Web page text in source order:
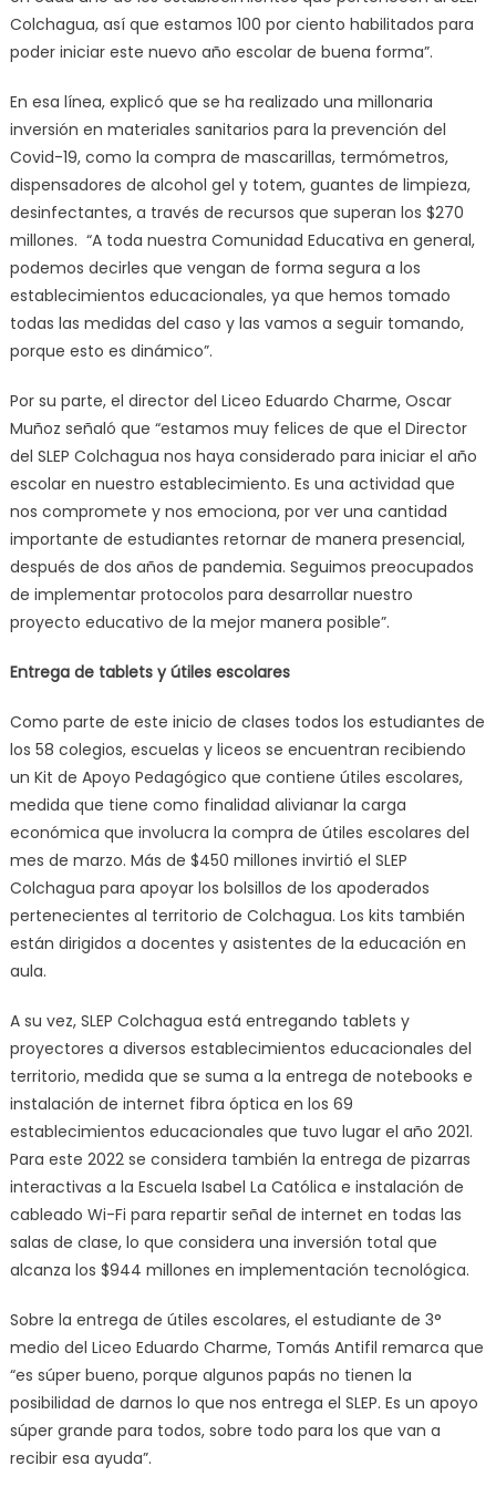
Colchagua, así que estamos 100 por ciento habilitados para
poder iniciar este nuevo año escolar de buena forma”.
En esa línea, explicó que se ha realizado una millonaria
inversión en materiales sanitarios para la prevención del
Covid-19, como la compra de mascarillas, termómetros,
dispensadores de alcohol gel y totem, guantes de limpieza,
desinfectantes, a través de recursos que superan los $270
millones. “A toda nuestra Comunidad Educativa en general,
podemos decirles que vengan de forma segura a los
establecimientos educacionales, ya que hemos tomado
todas las medidas del caso y las vamos a seguir tomando,
porque esto es dinámico”.
Por su parte, el director del Liceo Eduardo Charme, Oscar
Muñoz señaló que “estamos muy felices de que el Director
del SLEP Colchagua nos haya considerado para iniciar el año
escolar en nuestro establecimiento. Es una actividad que
nos compromete y nos emociona, por ver una cantidad
importante de estudiantes retornar de manera presencial,
después de dos años de pandemia. Seguimos preocupados
de implementar protocolos para desarrollar nuestro
proyecto educativo de la mejor manera posible”.
Entrega de tablets y útiles escolares
Como parte de este inicio de clases todos los estudiantes de
los 58 colegios, escuelas y liceos se encuentran recibiendo
un Kit de Apoyo Pedagógico que contiene útiles escolares,
medida que tiene como finalidad alivianar la carga
económica que involucra la compra de útiles escolares del
mes de marzo. Más de $450 millones invirtió el SLEP
Colchagua para apoyar los bolsillos de los apoderados
pertenecientes al territorio de Colchagua. Los kits también
están dirigidos a docentes y asistentes de la educación en
aula.
A su vez, SLEP Colchagua está entregando tablets y
proyectores a diversos establecimientos educacionales del
territorio, medida que se suma a la entrega de notebooks e
instalación de internet fibra óptica en los 69
establecimientos educacionales que tuvo lugar el año 2021.
Para este 2022 se considera también la entrega de pizarras
interactivas a la Escuela Isabel La Católica e instalación de
cableado Wi-Fi para repartir señal de internet en todas las
salas de clase, lo que considera una inversión total que
alcanza los $944 millones en implementación tecnológica.
Sobre la entrega de útiles escolares, el estudiante de 3°
medio del Liceo Eduardo Charme, Tomás Antifil remarca que
“es súper bueno, porque algunos papás no tienen la
posibilidad de darnos lo que nos entrega el SLEP. Es un apoyo
súper grande para todos, sobre todo para los que van a
recibir esa ayuda”.